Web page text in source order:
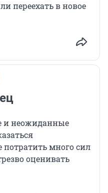
переехать в новое
и неожиданные
много сил
оценивать